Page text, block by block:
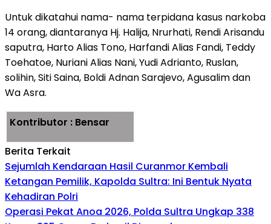
Untuk dikatahui nama- nama terpidana kasus narkoba
14 orang, diantaranya Hj. Halija, Nrurhati, Rendi Arisandu
saputra, Harto Alias Tono, Harfandi Alias Fandi, Teddy
Toehatoe, Nuriani Alias Nani, Yudi Adrianto, Ruslan,
solihin, Siti Saina, Boldi Adnan Sarajevo, Agusalim dan
Wa Asra.
Kontributor : Bensar
Berita Terkait
Sejumlah Kendaraan Hasil Curanmor Kembali
Ketangan Pemilik, Kapolda Sultra: Ini Bentuk Nyata
Kehadiran Polri
Operasi Pekat Anoa 2026, Polda Sultra Ungkap 338